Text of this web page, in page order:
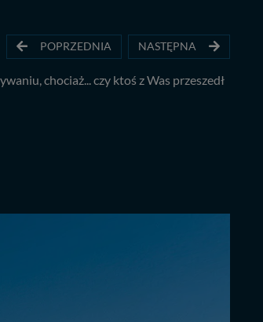
POPRZEDNIA NASTĘPNA
chociaż... czy ktoś z Was przeszedł